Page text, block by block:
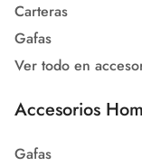
Carteras
Gafas
Ver todo en
Accesorios
Gafas